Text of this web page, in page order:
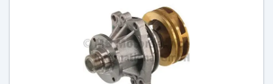
عکس کالا